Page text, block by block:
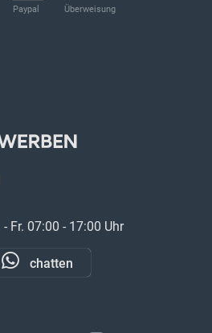
Paypal Überweisung
Fr. 07:00 - 17:00 Uhr
chatten